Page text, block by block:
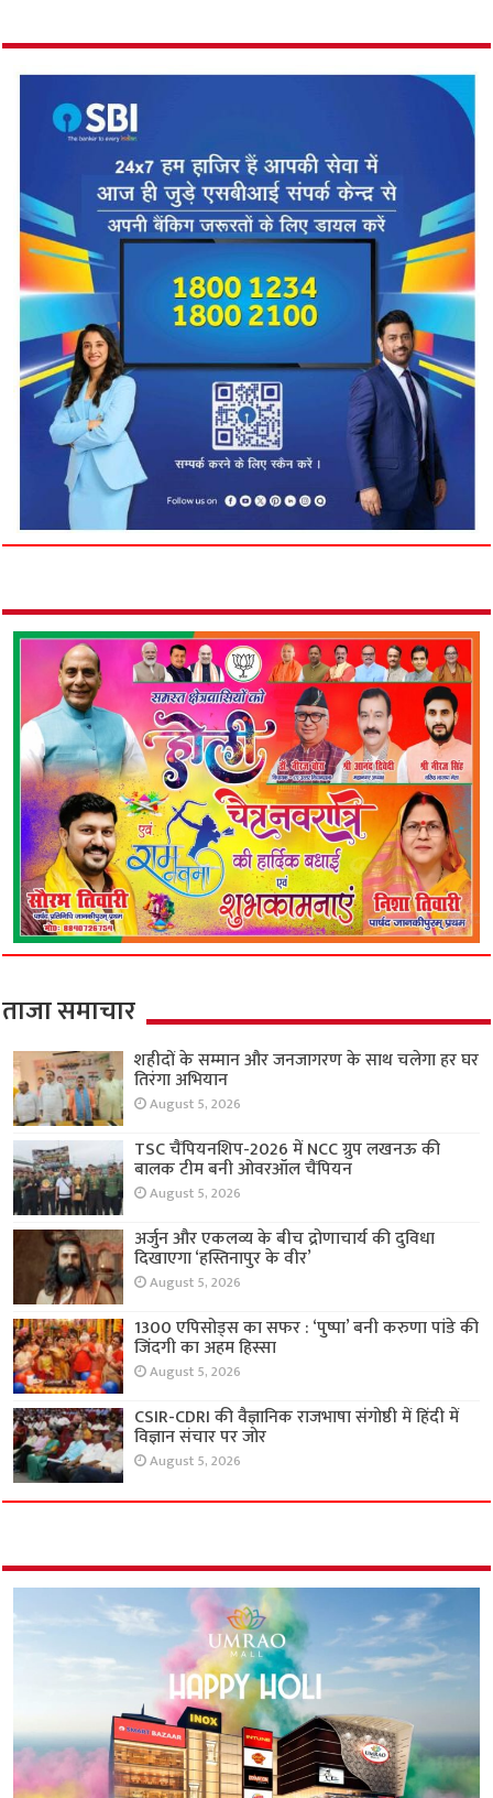
ताजा समाचार
शहीदों के सम्मान और जनजागरण के साथ चलेगा हर घर
तिरंगा अभियान
August 5, 2026
TSC चैंपियनशिप-2026 में NCC ग्रुप लखनऊ की
बालक टीम बनी ओवरऑल चैंपियन
August 5, 2026
अर्जुन और एकलव्य के बीच द्रोणाचार्य की दुविधा
दिखाएगा ‘हस्तिनापुर के वीर’
August 5, 2026
1300 एपिसोड्स का सफर : ‘पुष्पा’ बनी करुणा पांडे की
जिंदगी का अहम हिस्सा
August 5, 2026
CSIR-CDRI की वैज्ञानिक राजभाषा संगोष्ठी में हिंदी में
विज्ञान संचार पर जोर
August 5, 2026